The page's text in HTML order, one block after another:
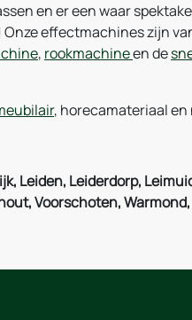
en er een waar
effectmachines zijn
, rookmachineen de
, horecamateriaal en
Leiden, Leiderdorp,
Voorschoten,